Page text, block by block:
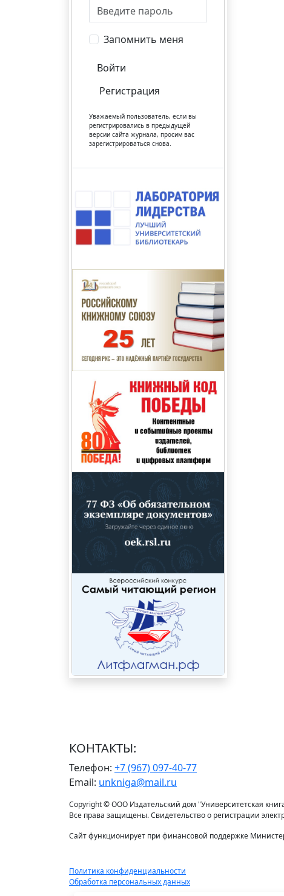
Запомнить меня
Войти
Регистрация
Уважаемый пользователь, если вы
регистрировались в предыдущей
версии сайта журнала, просим вас
зарегистрироваться снова.
КОНТАКТЫ:
Телефон: +7 (967) 097-40-77
Email: unkniga@mail.ru
Copyright © ООО Издательский дом "Университетская
Все права защищены. Свидетельство о регистрации
Сайт функционирует при финансовой поддержке
Политика конфиденциальности
Обработка персональных данных